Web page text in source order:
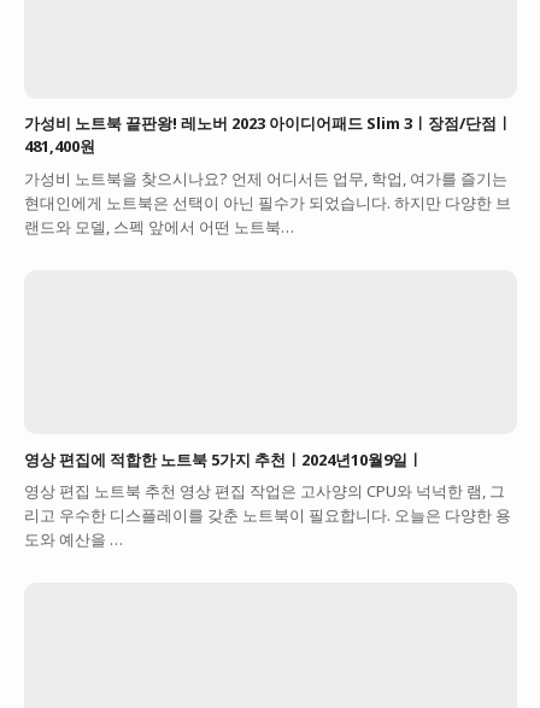
가성비 노트북 끝판왕! 레노버 2023 아이디어패드 Slim 3ㅣ장점/단점ㅣ
481,400원
가성비 노트북을 찾으시나요? 언제 어디서든 업무, 학업, 여가를 즐기는
현대인에게 노트북은 선택이 아닌 필수가 되었습니다. 하지만 다양한 브
랜드와 모델, 스펙 앞에서 어떤 노트북…
영상 편집에 적합한 노트북 5가지 추천ㅣ2024년10월9일ㅣ
영상 편집 노트북 추천 영상 편집 작업은 고사양의 CPU와 넉넉한 램, 그
리고 우수한 디스플레이를 갖춘 노트북이 필요합니다. 오늘은 다양한 용
도와 예산을 …